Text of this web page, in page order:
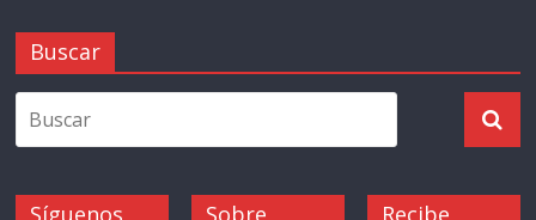
Buscar
Síguenos Sobre Recibe